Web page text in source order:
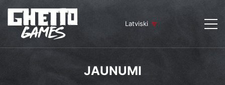
Latviski
JAUNUMI